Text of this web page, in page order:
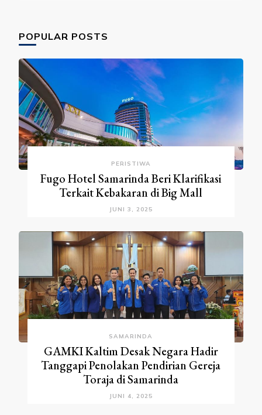
POPULAR POSTS
PERISTIWA
Fugo Hotel Samarinda Beri Klarifikasi
Terkait Kebakaran di Big Mall
JUNI 3, 2025
SAMARINDA
GAMKI Kaltim Desak Negara Hadir
Tanggapi Penolakan Pendirian Gereja
Toraja di Samarinda
JUNI 4, 2025